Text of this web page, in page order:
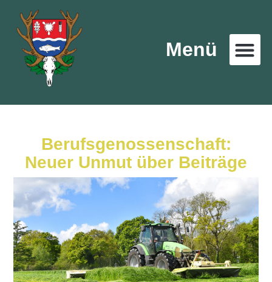
Menü
Berufsgenossenschaft:
Neuer Unmut über Beiträge